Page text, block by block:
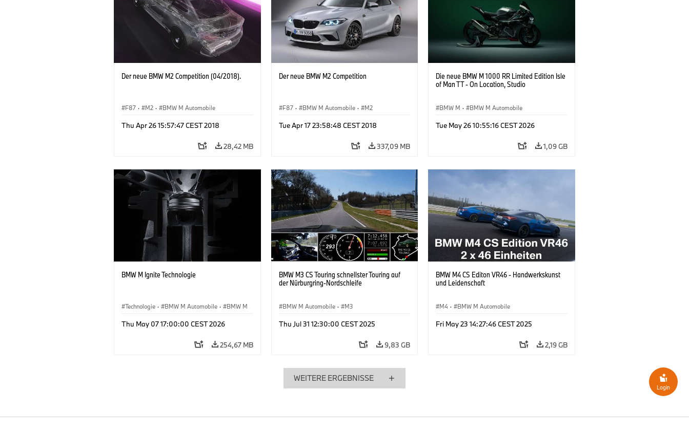
Der neue BMW M2 Competition (04/2018).
F87 · M2 · BMW M Automobile
Thu Apr 26 15:57:47 CEST 2018
28,42 MB
Der neue BMW M2 Competition
F87 · BMW M Automobile · M2
Tue Apr 17 23:58:48 CEST 2018
337,09 MB
Die neue BMW M 1000 RR Limited Edition Isle
of Man TT - On Location, Studio
BMW M · BMW M Automobile
Tue May 26 10:55:16 CEST 2026
1,09 GB
BMW M Ignite Technologie
Technologie · BMW M Automobile · BMW M
Thu May 07 17:00:00 CEST 2026
254,67 MB
BMW M3 CS Touring schnellster Touring auf
der Nürburgring-Nordschleife
BMW M Automobile · M3
Thu Jul 31 12:30:00 CEST 2025
9,83 GB
BMW M4 CS Editon VR46 - Handwerkskunst
und Leidenschaft
M4 · BMW M Automobile
Fri May 23 14:27:46 CEST 2025
2,19 GB
WEITERE ERGEBNISSE
Login